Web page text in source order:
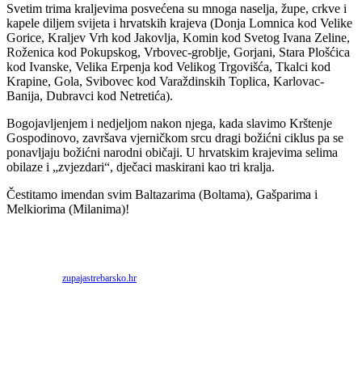
Svetim trima kraljevima posvećena su mnoga naselja, župe, crkve i
kapele diljem svijeta i hrvatskih krajeva (Donja Lomnica kod Velike
Gorice, Kraljev Vrh kod Jakovlja, Komin kod Svetog Ivana Zeline,
Roženica kod Pokupskog, Vrbovec-groblje, Gorjani, Stara Plošćica
kod Ivanske, Velika Erpenja kod Velikog Trgovišća, Tkalci kod
Krapine, Gola, Svibovec kod Varaždinskih Toplica, Karlovac-
Banija, Dubravci kod Netretića).
Bogojavljenjem i nedjeljom nakon njega, kada slavimo Krštenje
Gospodinovo, završava vjerničkom srcu dragi božićni ciklus pa se
ponavljaju božićni narodni običaji. U hrvatskim krajevima selima
obilaze i „zvjezdari“, dječaci maskirani kao tri kralja.
Čestitamo imendan svim Baltazarima (Boltama), Gašparima i
Melkiorima (Milanima)!
Izvor:zupajastrebarsko.hr